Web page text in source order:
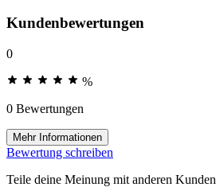
Kundenbewertungen
0
%
0 Bewertungen
Mehr Informationen
Bewertung schreiben
Teile deine Meinung mit anderen Kunden